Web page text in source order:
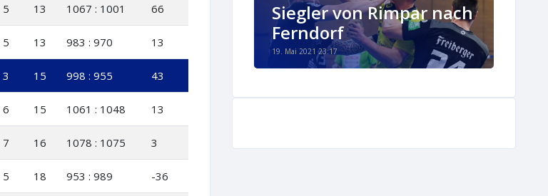
5 13 1067 : 1001 66
5 13 983 : 970 13
3 15 998 : 955 43
6 15 1061 : 1048 13
7 16 1078 : 1075 3
5 18 953 : 989 -36
Siegler von Rimpar nach
Ferndorf
19. Mai 2021 23:17